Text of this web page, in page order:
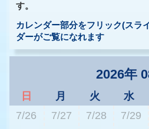
す。
カレンダー部分をフリック(スラ
ダーがご覧になれます
2026年
日 月 火 水
7/26
7/27 7/28 7/29